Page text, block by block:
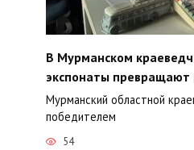
В Мурманском
экспонаты превращают
Мурманский областной
победителем
54